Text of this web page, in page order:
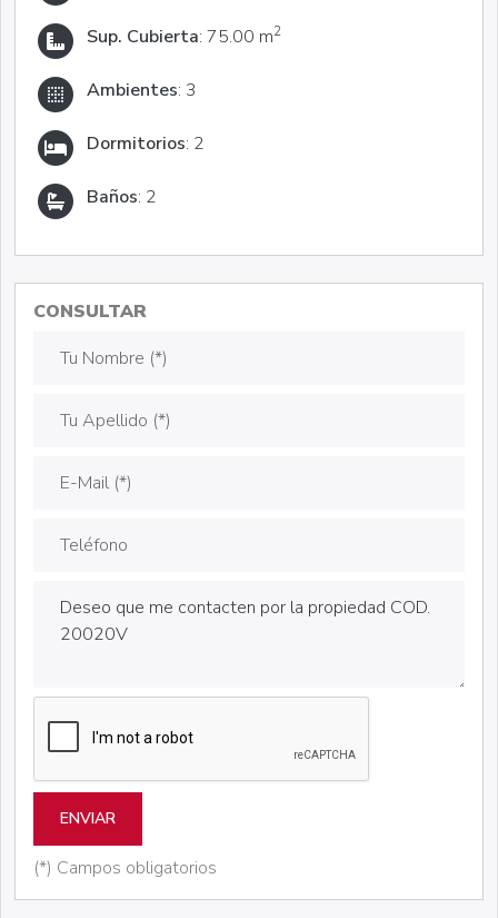
Sup. Cubierta: 75.00 m2
Ambientes: 3
Dormitorios: 2
Baños: 2
CONSULTAR
ENVIAR
(*) Campos obligatorios